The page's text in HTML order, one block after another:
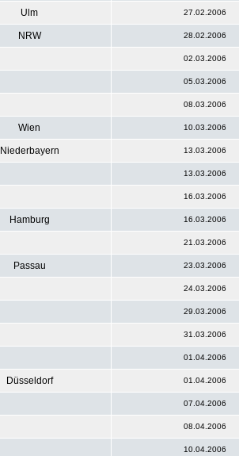
Ulm 27.02.2006
NRW 28.02.2006
02.03.2006
05.03.2006
08.03.2006
Wien 10.03.2006
Niederbayern 13.03.2006
13.03.2006
16.03.2006
Hamburg 16.03.2006
21.03.2006
Passau 23.03.2006
24.03.2006
29.03.2006
31.03.2006
01.04.2006
Düsseldorf 01.04.2006
07.04.2006
08.04.2006
10.04.2006